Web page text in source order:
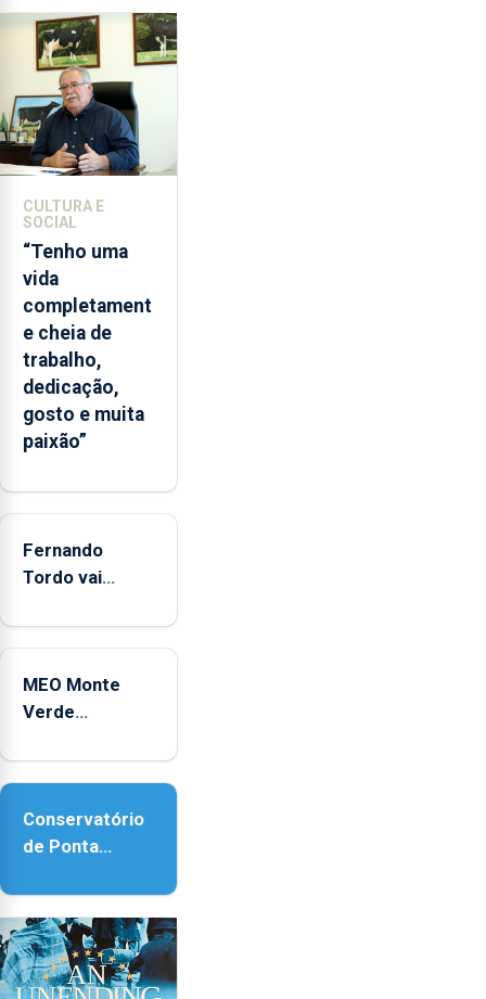
de
lapas
entre
2022
e
2026.
A
das
Flores
apresenta
um
“decréscimo
significativo”
da
CPUE
entre
2022
CULTURA E
SOCIAL
“Tenho uma
vida
completament
e cheia de
trabalho,
dedicação,
gosto e muita
paixão”
Fernando
Tordo vai
anos de
Coliseu
Micaelense
MEO Monte
Verde
reforço da
Conservatório
de Ponta
contar com
novos
instrumentos